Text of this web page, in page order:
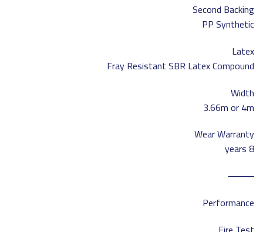
Second Backing
PP Synthetic
Latex
Fray Resistant SBR Latex Compound
Width
3.66m or 4m
Wear Warranty
8 years
⸻
Performance